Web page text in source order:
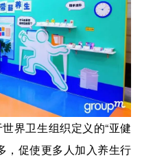
界卫生组织定义的“亚健
，促使更多人加入养生行